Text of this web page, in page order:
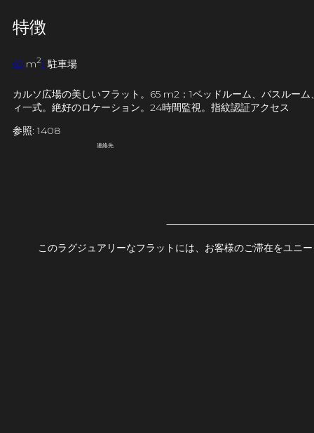
特徴
65 m21 駐車場
カルソ広場の美しいフラット。65 m2：1ベッドルーム、バスルー
ィ一式。絶好のロケーション。24時間監視。指紋認証アクセス
参照: 1408
連絡先
このラグジュアリーなフラットには、お客様のご滞在をユニ